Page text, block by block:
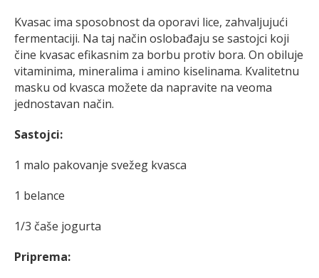
Kvasac ima sposobnost da oporavi lice, zahvaljujući
fermentaciji. Na taj način oslobađaju se sastojci koji
čine kvasac efikasnim za borbu protiv bora. On obiluje
vitaminima, mineralima i amino kiselinama. Kvalitetnu
masku od kvasca možete da napravite na veoma
jednostavan način.
Sastojci:
1 malo pakovanje svežeg kvasca
1 belance
1/3 čaše jogurta
Priprema: